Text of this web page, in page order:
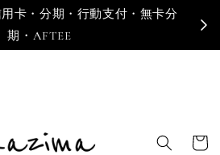
港・澳門・新加坡・馬來西亞